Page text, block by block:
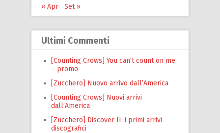
« Apr Set »
Ultimi Commenti
[Counting Crows] You can’t count on me
– promo
[Zucchero] Nuovo arrivo dall’America
[Counting Crows] Nuovi arrivi
dall’America
[Zucchero] Discover II: i primi arrivi
discografici